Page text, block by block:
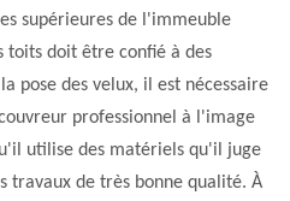
supérieures de l'immeuble
toits doit être confié à des
pose des velux, il est nécessaire
professionnel à l'image
utilise des matériels qu'il juge
travaux de très bonne qualité. À